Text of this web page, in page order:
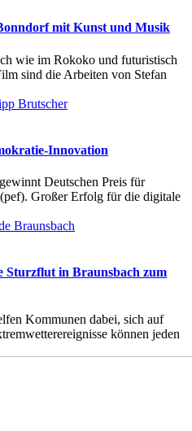
mit Kunst und Musik
wie im Rokoko und futuristisch
sind die Arbeiten von Stefan
Innovation
Deutschen Preis für
Großer Erfolg für die digitale
Sturzflut in Braunsbach zum
Kommunen dabei, sich auf
können jeden